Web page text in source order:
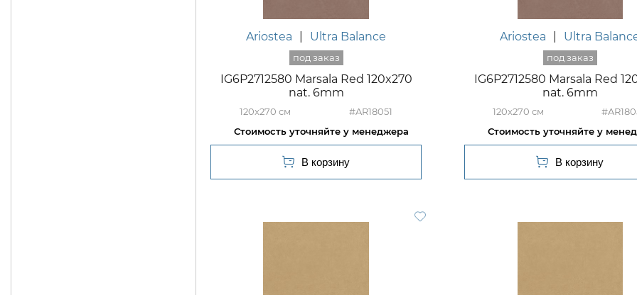
Ariostea Ultra Balance
IG6P2712580 Marsala Red 120x270
nat. 6mm
120x270 #AR18051
Ariostea Ultra
IG6P2712580 Marsala Red
nat. 6mm
120x270